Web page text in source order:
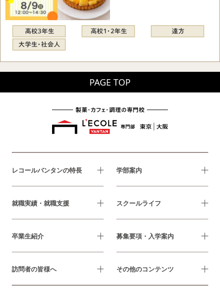
PAGE TOP
レコールバンタンの特長 学部案内
就職実績・就職支援 スクールライフ
卒業生紹介 募集要項・入学案内
訪問者の皆様へ その他のコンテンツ